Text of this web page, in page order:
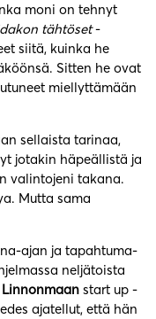
moni on tehnyt
tähtöset-
siitä, kuinka he
Sitten he ovat
miellyttämään
sellaista tarinaa,
jotakin häpeällistä ja
valintojeni takana.
Mutta sama
ajan ja tapahtuma-
neljätoista
start up -
ajatellut, että hän